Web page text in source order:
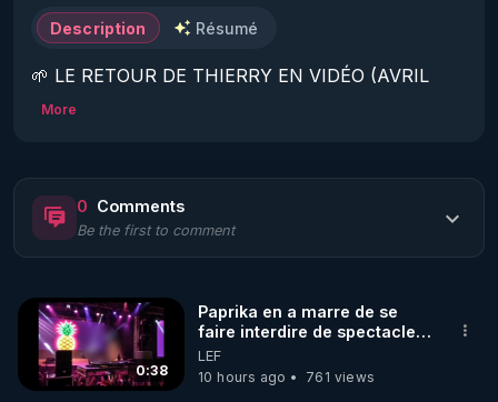
Description Résumé
🌱 LE RETOUR DE THIERRY EN VIDÉO (AVRIL
2022)!
https://www.rgnr.fr/presentation.html
🌱 LE MAGAZINE RÉGÉNÈRE
🌱 LA BOUTIQUE DU MAGAZINE
Pour obtenir les anciens numéros que vous avez
More
0 Comments
Be the first to comment
0:38
Paprika en a marre de se
faire interdire de spectacle.
Elle décide donc de devenir
DJ !
LEF
10 hours ago
761 views